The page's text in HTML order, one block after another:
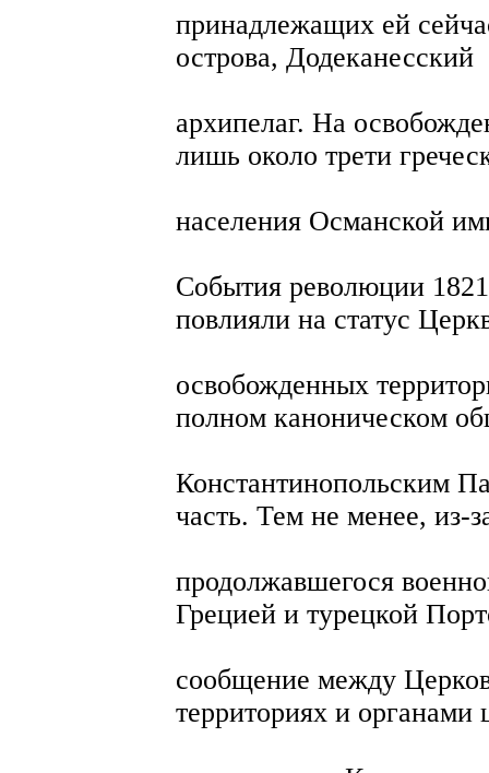
принадлежащих ей
острова, Додеканесский
архипелаг. На
лишь около трети
населения Османской
События революции
повлияли на статус
освобожденных
полном каноническом
Константинопольским
часть. Тем не менее, из-
продолжавшегося
Грецией и турецкой
сообщение между
территориях и органами